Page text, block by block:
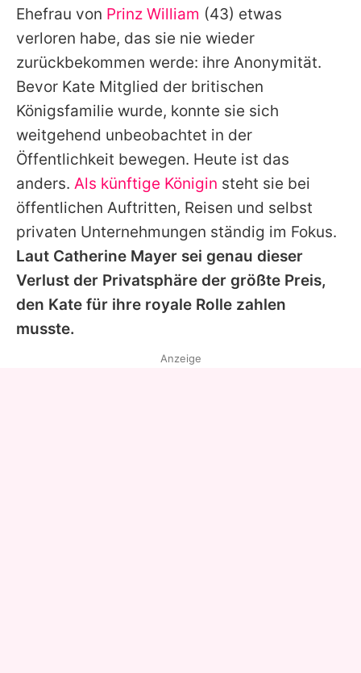
Redaktionelle Richtlinien
Impressum
Datenschutzerklärung
Nutzungsbedingungen
Utiq verwalten
Ehefrau von Prinz William (43) etwas
verloren habe, das sie nie wieder
zurückbekommen werde: ihre Anonymität.
Bevor Kate Mitglied der britischen
Königsfamilie wurde, konnte sie sich
weitgehend unbeobachtet in der
Öffentlichkeit bewegen. Heute ist das
anders. Als künftige Königin steht sie bei
öffentlichen Auftritten, Reisen und selbst
privaten Unternehmungen ständig im Fokus.
Laut Catherine Mayer sei genau dieser
Verlust der Privatsphäre der größte Preis,
den Kate für ihre royale Rolle zahlen
musste.
Anzeige